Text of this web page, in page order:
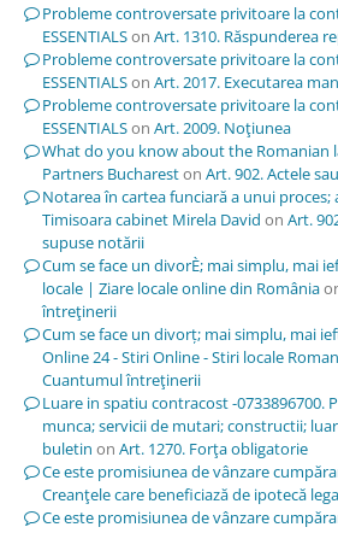
Probleme controversate privitoare la
ESSENTIALSon Art. 1310. Răspunderea
Probleme controversate privitoare la
ESSENTIALSon Art. 2017. Executarea
Probleme controversate privitoare la
ESSENTIALSon Art. 2009. Noţiunea
What do you know about the Romanian
Partners Buchareston Art. 902. Actele
Notarea în cartea funciară a unui
Timisoara cabinet Mirela David on Art.
supuse notării
Cum se face un divorÈ; mai simplu, mai
locale | Ziare locale online din România
întreţinerii
Cum se face un divorț; mai simplu, mai
Online 24 - Stiri Online - Stiri locale
Cuantumul întreţinerii
Luare in spatiu contracost -0733896700.
munca; servicii de mutari; constructii;
buletin on Art. 1270. Forţa obligatorie
Ce este promisiunea de vânzare
Creanţele care beneficiază de ipotecă
Ce este promisiunea de vânzare